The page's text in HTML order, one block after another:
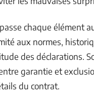
chaque élément
aux normes,
des déclarations.
garantie et
du contrat.